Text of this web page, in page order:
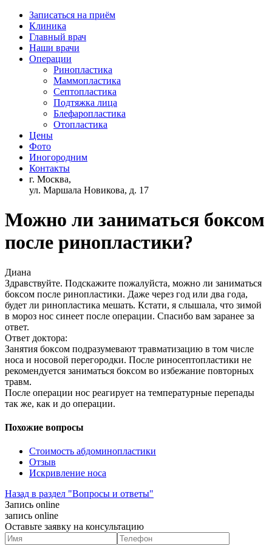
Записаться на приём
Клиника
Главный врач
Наши врачи
Операции
Ринопластика
Маммопластика
Септопластика
Подтяжка лица
Блефаропластика
Отопластика
Цены
Фото
Иногородним
Контакты
г. Москва,
ул. Маршала Новикова, д. 17
Можно ли заниматься боксом
после ринопластики?
Диана
Здравствуйте. Подскажите пожалуйста, можно ли заниматься
боксом после ринопластики. Даже через год или два года,
будет ли ринопластика мешать. Кстати, я слышала, что зимой
в мороз нос синеет после операции. Спасибо вам заранее за
ответ.
Ответ доктора:
Занятия боксом подразумевают травматизацию в том числе
носа и носовой перегородки. После риносептопластики не
рекомендуется заниматься боксом во избежание повторных
травм.
После операции нос реагирует на температурные перепады
так же, как и до операции.
Похожие вопросы
Стоимость абдоминопластики
Отзыв
Искривление носа
Назад в раздел "Вопросы и ответы"
Запись online
запись online
Оставьте заявку на консультацию